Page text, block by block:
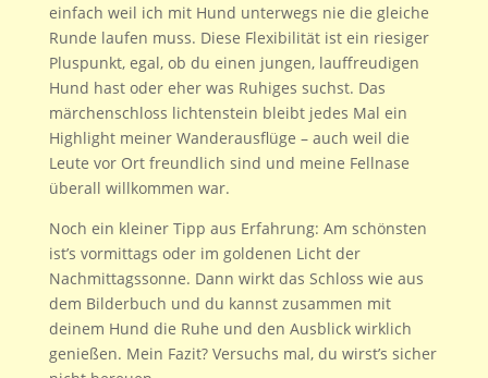
einfach weil ich mit Hund unterwegs nie die gleiche
Runde laufen muss. Diese Flexibilität ist ein riesiger
Pluspunkt, egal, ob du einen jungen, lauffreudigen
Hund hast oder eher was Ruhiges suchst. Das
märchenschloss lichtenstein bleibt jedes Mal ein
Highlight meiner Wanderausflüge – auch weil die
Leute vor Ort freundlich sind und meine Fellnase
überall willkommen war.
Noch ein kleiner Tipp aus Erfahrung: Am schönsten
ist’s vormittags oder im goldenen Licht der
Nachmittagssonne. Dann wirkt das Schloss wie aus
dem Bilderbuch und du kannst zusammen mit
deinem Hund die Ruhe und den Ausblick wirklich
genießen. Mein Fazit? Versuchs mal, du wirst’s sicher